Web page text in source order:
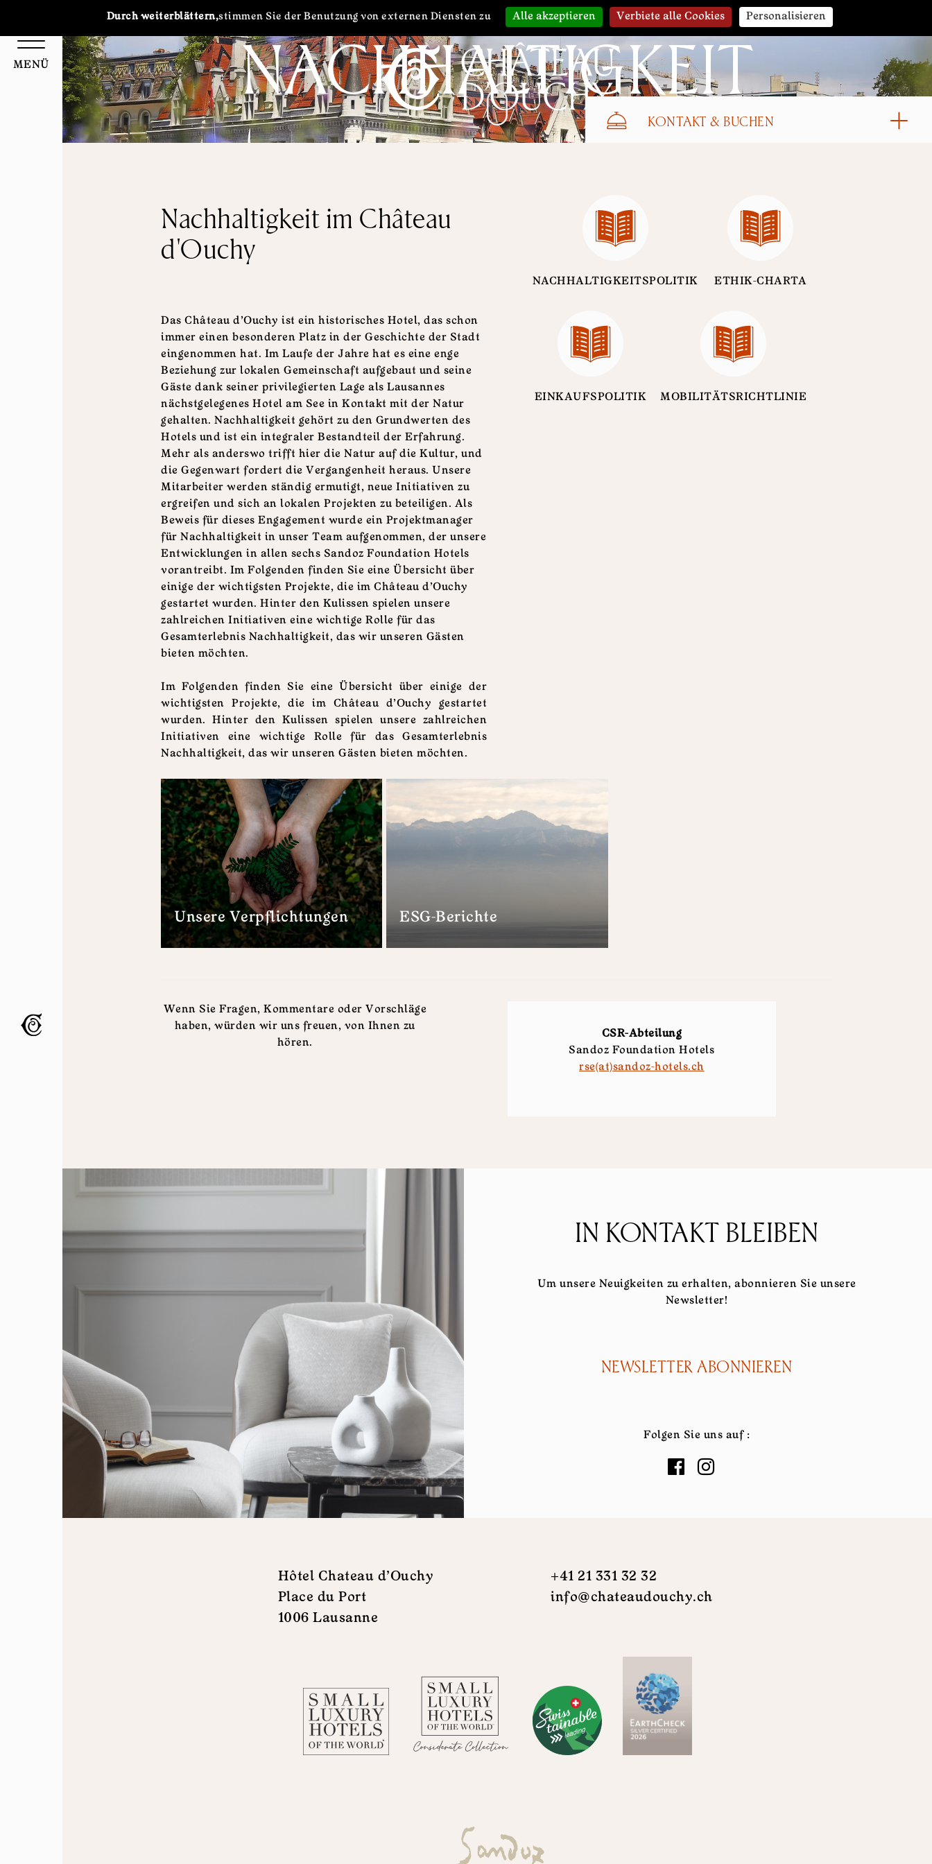
MENÜ NACHHALTIGKEIT
KONTAKT & BUCHEN
Nachhaltigkeit im Château
d'Ouchy
Das Château d'Ouchy ist ein historisches Hotel, das schon
immer einen besonderen Platz in der Geschichte der Stadt
eingenommen hat. Im Laufe der Jahre hat es eine enge
Beziehung zur lokalen Gemeinschaft aufgebaut und seine
Gäste dank seiner privilegierten Lage als Lausannes
nächstgelegenes Hotel am See in Kontakt mit der Natur
gehalten. Nachhaltigkeit gehört zu den Grundwerten des
Hotels und ist ein integraler Bestandteil der Erfahrung.
Mehr als anderswo trifft hier die Natur auf die Kultur, und
die Gegenwart fordert die Vergangenheit heraus. Unsere
Mitarbeiter werden ständig ermutigt, neue Initiativen zu
ergreifen und sich an lokalen Projekten zu beteiligen. Als
Beweis für dieses Engagement wurde ein Projektmanager
für Nachhaltigkeit in unser Team aufgenommen, der unsere
Entwicklungen in allen sechs Sandoz Foundation Hotels
vorantreibt. Im Folgenden finden Sie eine Übersicht über
einige der wichtigsten Projekte, die im Château d'Ouchy
gestartet wurden. Hinter den Kulissen spielen unsere
zahlreichen Initiativen eine wichtige Rolle für das
Gesamterlebnis Nachhaltigkeit, das wir unseren Gästen
bieten möchten.
Im Folgenden finden Sie eine Übersicht über einige der
wichtigsten Projekte, die im Château d'Ouchy gestartet
wurden. Hinter den Kulissen spielen unsere zahlreichen
Initiativen eine wichtige Rolle für das Gesamterlebnis
Nachhaltigkeit, das wir unseren Gästen bieten möchten.
NACHHALTIGKEITSPOLITIK ETHIK-CHARTA
EINKAUFSPOLITIK MOBILITÄTSRICHTLINIE
Unsere Verpflichtungen ESG-Berichte
Wenn Sie Fragen, Kommentare oder Vorschläge
haben, würden wir uns freuen, von Ihnen zu
hören.
CSR-Abteilung
Sandoz Foundation Hotels
rse(at)sandoz-hotels.ch
IN KONTAKT BLEIBEN
Um unsere Neuigkeiten zu erhalten, abonnieren Sie unsere
Newsletter!
NEWSLETTER ABONNIEREN
Folgen Sie uns auf :
Hôtel Chateau d'Ouchy
Place du Port
1006 Lausanne
+41 21 331 32 32
info@chateaudouchy.ch
Durch weiterblättern,stimmen Sie der Benutzung von externen Diensten zu Alle akzeptieren Verbiete alle Cookies Personalisieren